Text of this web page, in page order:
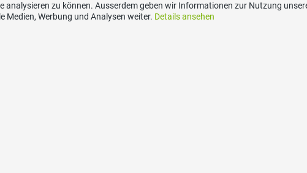
09.10.2023
analysieren zu können. Ausserdem geben wir Informationen zur Nutzung
Medien, Werbung und Analysen weiter. Details ansehen